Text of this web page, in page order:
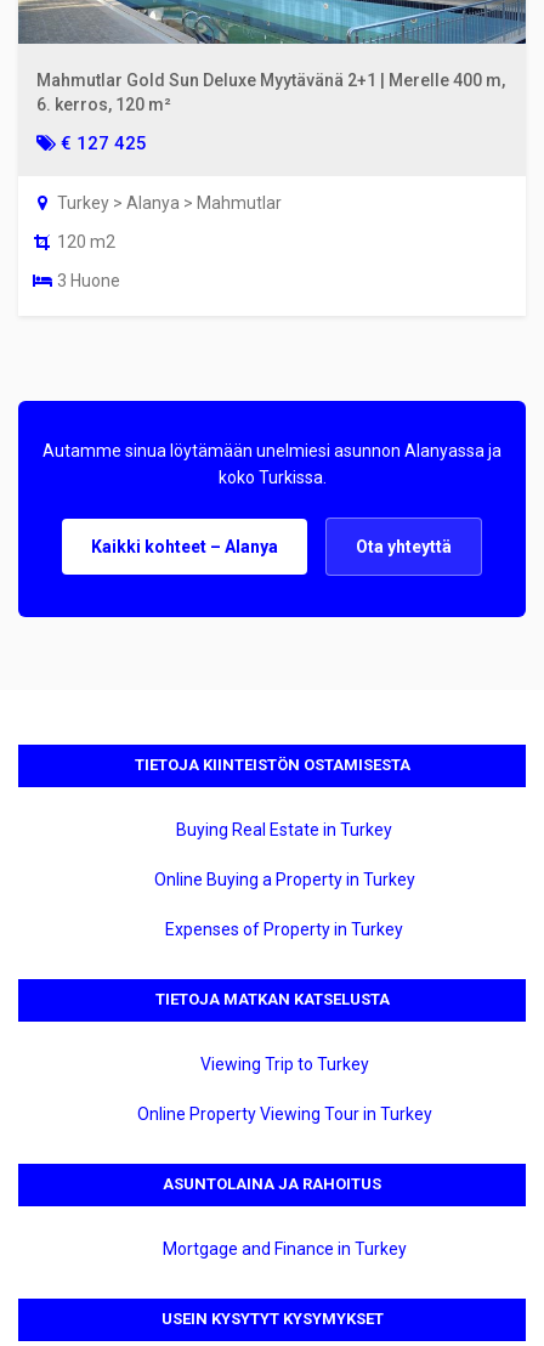
Mahmutlar Gold Sun Deluxe Myytävänä 2+1 | Merelle 400 m,
6. kerros, 120 m²
€ 127 425
Turkey > Alanya > Mahmutlar
120 m2
3 Huone
Autamme sinua löytämään unelmiesi asunnon Alanyassa ja
koko Turkissa.
Kaikki kohteet – Alanya Ota yhteyttä
TIETOJA KIINTEISTÖN OSTAMISESTA
Buying Real Estate in Turkey
Online Buying a Property in Turkey
Expenses of Property in Turkey
TIETOJA MATKAN KATSELUSTA
Viewing Trip to Turkey
Online Property Viewing Tour in Turkey
ASUNTOLAINA JA RAHOITUS
Mortgage and Finance in Turkey
USEIN KYSYTYT KYSYMYKSET